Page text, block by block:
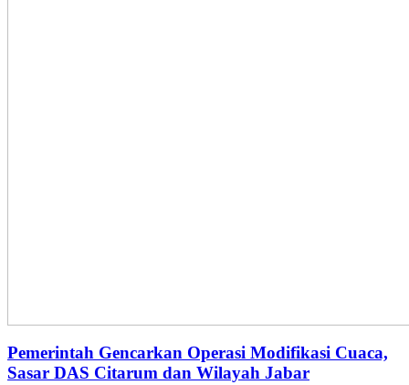
Pemerintah Gencarkan Operasi Modifikasi Cuaca,
Sasar DAS Citarum dan Wilayah Jabar